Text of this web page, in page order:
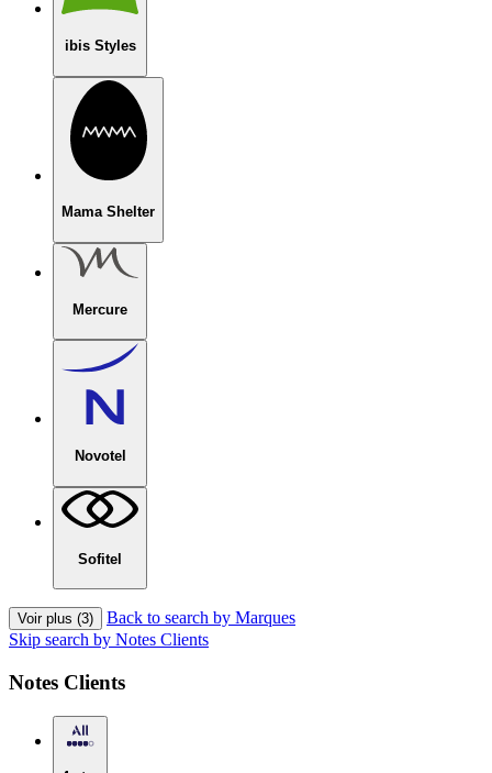
ibis Styles
Mama Shelter
Mercure
Novotel
Sofitel
Voir plus (3)
Back to search by Marques
Skip search by Notes Clients
Notes Clients